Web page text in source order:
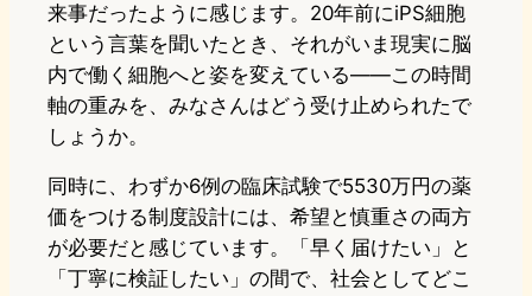
来事だったように感じます。20年前にiPS細胞
という言葉を聞いたとき、それがいま現実に脳
内で働く細胞へと姿を変えている——この時間
軸の重みを、みなさんはどう受け止められたで
しょうか。
同時に、わずか6例の臨床試験で5530万円の薬
価をつける制度設計には、希望と慎重さの両方
が必要だと感じています。「早く届けたい」と
「丁寧に検証したい」の間で、社会としてどこ